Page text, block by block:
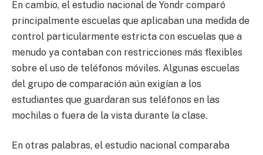
En cambio, el estudio nacional de Yondr comparó
principalmente escuelas que aplicaban una medida de
control particularmente estricta con escuelas que a
menudo ya contaban con restricciones más flexibles
sobre el uso de teléfonos móviles. Algunas escuelas
del grupo de comparación aún exigían a los
estudiantes que guardaran sus teléfonos en las
mochilas o fuera de la vista durante la clase.
En otras palabras, el estudio nacional comparaba